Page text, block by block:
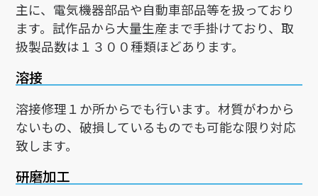
主に、電気機器部品や自動車部品等を扱っており
ます。試作品から大量生産まで手掛けており、取
扱製品数は１３００種類ほどあります。
溶接
溶接修理１か所からでも行います。材質がわから
ないもの、破損しているものでも可能な限り対応
致します。
研磨加工